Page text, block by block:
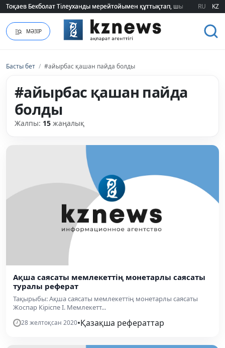
Тоқаев Бекболат Тілеуханды мерейтойымен құттықтап, шығармашылық
Тоқаев Бекболат Тілеуханды мерейтойымен құттықтап, шығармашылық
RU KZ
МӘЗІР
Басты бет / #айырбас қашан пайда болды
#айырбас қашан пайда
болды
Жалпы: 15 жаңалық
Ақша саясаты мемлекеттің монетарлы саясаты
туралы реферат
Тақырыбы: Ақша саясаты мемлекеттің монетарлы саясаты
Жоспар Кіріспе I. Мемлекетт...
28 желтоқсан 2020•Қазақша рефераттар